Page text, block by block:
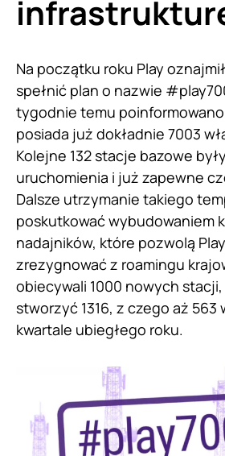
Na początku roku Play
spełnić plan o nazwie
tygodnie temu
posiada już dokładnie 7003
Kolejne 132 stacje bazowe
uruchomienia i już zapewne
Dalsze utrzymanie takiego
poskutkować wybudowaniem
nadajników, które pozwolą
zrezygnować z roamingu
obiecywali 1000 nowych stacji,
stworzyć 1316, z czego aż 563
kwartale ubiegłego roku.